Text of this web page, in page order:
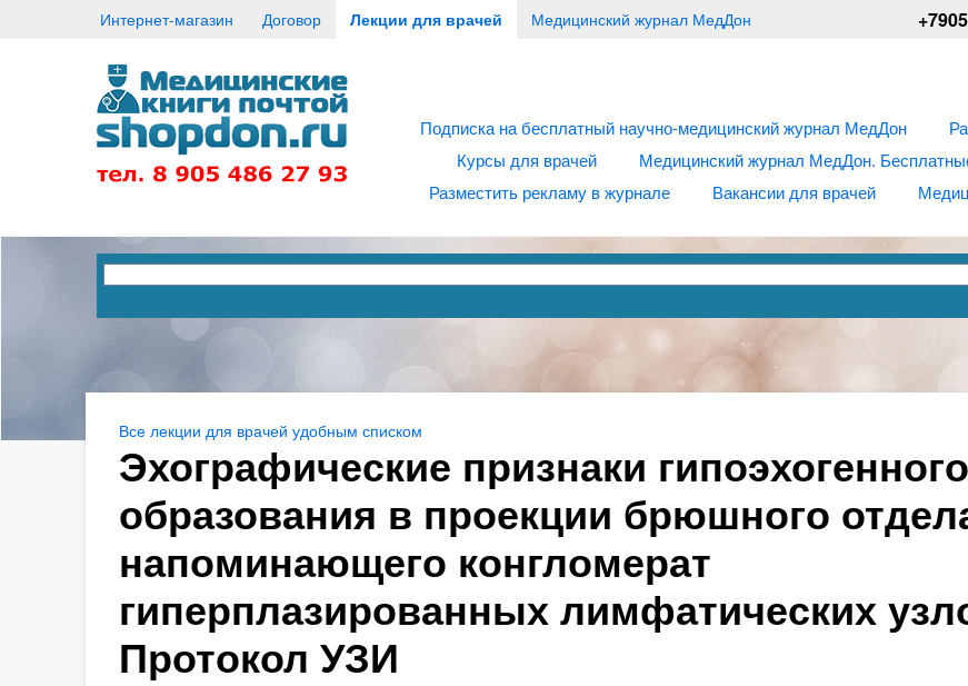
Интернет-магазин Договор Лекции для врачей Медицинский журнал МедДон
Подписка на бесплатный научно-медицинский журнал МедДон
Курсы для врачей
Медицинский журнал МедДон.
Разместить рекламу в журнале
Вакансии для врачей
Все лекции для врачей удобным списком
Эхографические признаки гипоэхогенного
образования в проекции брюшного
напоминающего конгломерат
гиперплазированных лимфатических
Протокол УЗИ